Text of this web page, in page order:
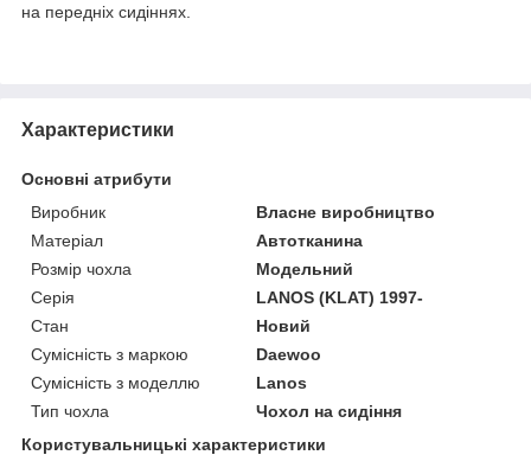
на передніх сидіннях.
Характеристики
Основні атрибути
Виробник
Власне виробництво
Матеріал
Автотканина
Розмір чохла
Модельний
Серія
LANOS (KLAT) 1997-
Стан
Новий
Сумісність з маркою
Daewoo
Сумісність з моделлю
Lanos
Тип чохла
Чохол на сидіння
Користувальницькі характеристики